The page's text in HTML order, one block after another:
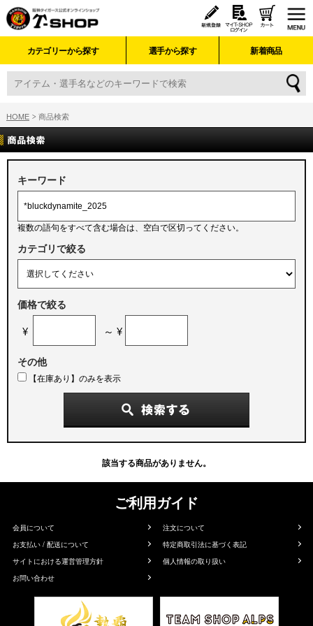
カテゴリーから探す 選手から探す 新着商品
HOME 商品検索
キーワード
複数の語句をすべて含む場合は、空白で区切ってください。
カテゴリで絞る
価格で絞る
¥ ～ ¥
その他
【在庫あり】のみを表示
該当する商品がありません。
ご利用ガイド
会員について
注文について
お支払い / 配送について
特定商取引法に基づく表記
サイトにおける運営管理方針
個人情報の取り扱い
お問い合わせ